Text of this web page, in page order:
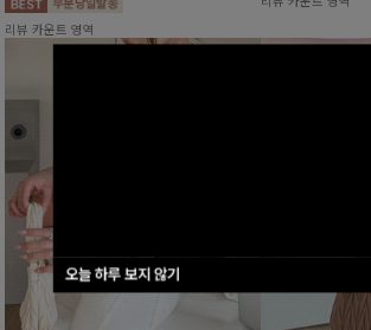
오늘 하루 보지 않기
리뷰 카운트 영역